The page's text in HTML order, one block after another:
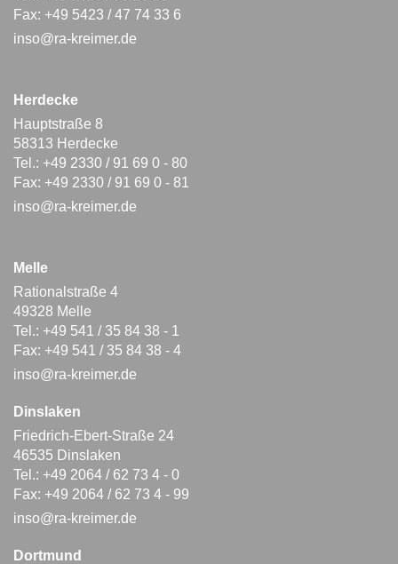
Fax: +49 5423 / 47 74 33 6
inso@ra-kreimer.de
Herdecke
Hauptstraße 8
58313 Herdecke
Tel.: +49 2330 / 91 69 0 - 80
Fax: +49 2330 / 91 69 0 - 81
inso@ra-kreimer.de
Melle
Rationalstraße 4
49328 Melle
Tel.: +49 541 / 35 84 38 - 1
Fax: +49 541 / 35 84 38 - 4
inso@ra-kreimer.de
Dinslaken
Friedrich-Ebert-Straße 24
46535 Dinslaken
Tel.: +49 2064 / 62 73 4 - 0
Fax: +49 2064 / 62 73 4 - 99
inso@ra-kreimer.de
Dortmund